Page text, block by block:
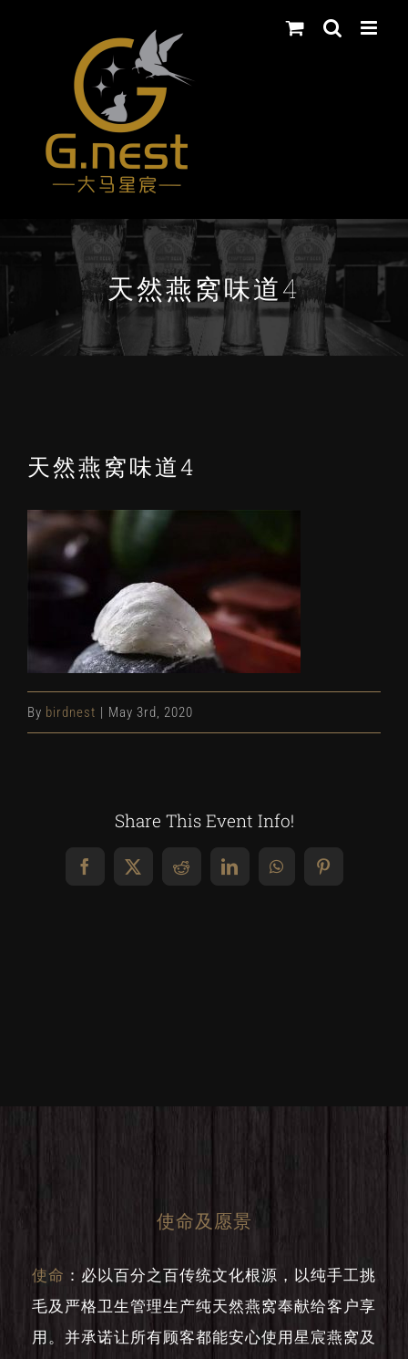
天然燕窝味道4
天然燕窝味道4
By birdnest | May 3rd, 2020
Share This Event Info!
Facebook
X RedditLinkedInWhatsAppPinterest
使命及愿景
使命 ： 必以百分之百传统文化根源，以纯手工挑
毛及严格卫生管理生产纯天然燕窝奉献给客户享
用。并承诺让所有顾客都能安心使用星宸燕窝及